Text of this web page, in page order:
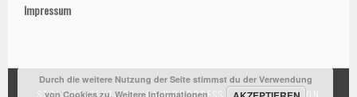
Impressum
STOLZ PRÄSENTIERT VON WORDPRESS |THEME: SELA VON
Durch die weitere Nutzung der Seite stimmst du der Verwendung
von Cookies zu.Weitere Informationen